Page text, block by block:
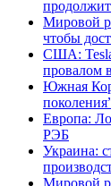
Мировой
чтобы
США: Tesla
провалом
Южная
Европа:
РЭБ
Украина:
Мировой